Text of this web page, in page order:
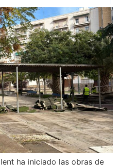
ha iniciado las obras de